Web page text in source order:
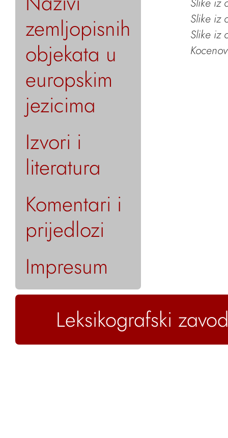
zemljopisnih
objekata u
europskim
jezicima
Izvori i
literatura
Komentari i
prijedlozi
Impresum
Slike iz
Slike iz
Leksikografski